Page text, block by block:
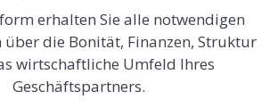
erhalten Sie alle notwendigen
die Bonität, Finanzen, Struktur
wirtschaftliche Umfeld Ihres
Geschäftspartners.